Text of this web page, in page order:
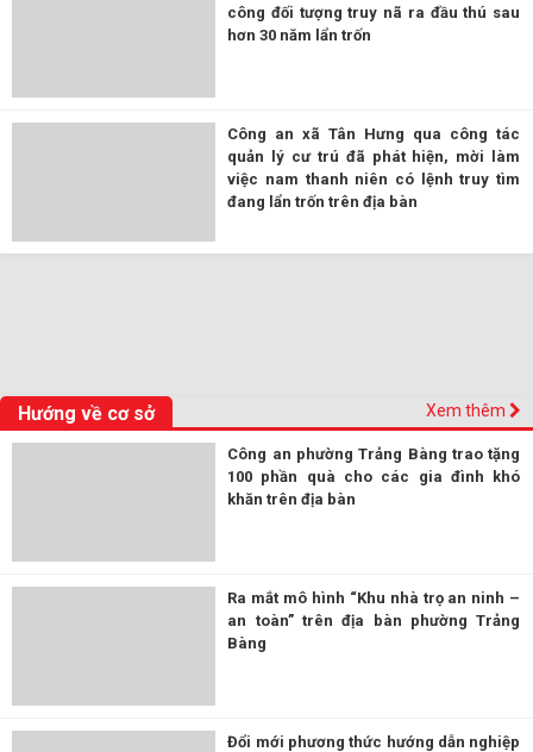
công đối tượng truy nã ra đầu thú sau
hơn 30 năm lẩn trốn
Công an xã Tân Hưng qua công tác
quản lý cư trú đã phát hiện, mời làm
việc nam thanh niên có lệnh truy tìm
đang lẩn trốn trên địa bàn
Hướng về cơ sở Xem thêm
Công an phường Trảng Bàng trao tặng
100 phần quà cho các gia đình khó
khăn trên địa bàn
Ra mắt mô hình “Khu nhà trọ an ninh –
an toàn” trên địa bàn phường Trảng
Bàng
Đổi mới phương thức hướng dẫn nghiệp